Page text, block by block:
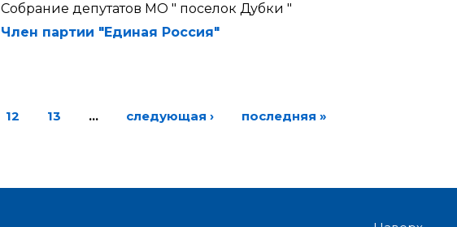
Собрание депутатов МО " поселок Дубки "
Член партии "Единая Россия"
12 13 … следующая › последняя »